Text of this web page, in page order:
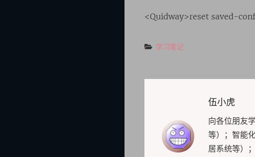
<Quidway>reset saved-
Categories
学习笔记
Author:
伍小虎
向各位朋友
等）；智能
居系统等）